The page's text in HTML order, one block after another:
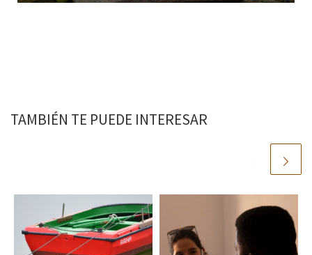
TAMBIÉN TE PUEDE INTERESAR